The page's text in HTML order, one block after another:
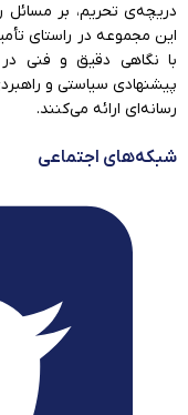
دریچه‌ی تحریم، بر مسائل
این مجموعه در راستای
با نگاهی دقیق و فنی
پیشنهادی سیاستی و
رسانه‌ای ارائه می‌کنند.
شبکه‌های اجتماعی